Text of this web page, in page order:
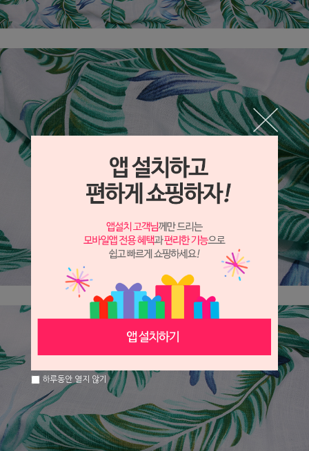
하루동안 열지 않기